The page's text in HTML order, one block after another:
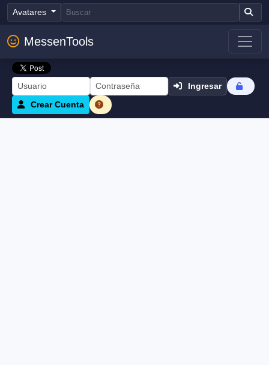
Avatares
MessenTools
Ingresar
Crear Cuenta